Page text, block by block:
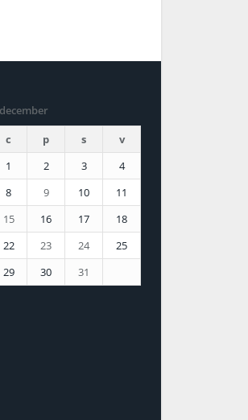
c p s
v
1
2 3
4
8 9 10
11
15 16 17
18
22 23 24
25
29 30
31